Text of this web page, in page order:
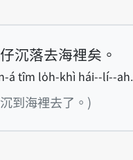
沉落去海裡矣。
á tîm lo̍h-khì hái--lí--ah.
到海裡去了。)